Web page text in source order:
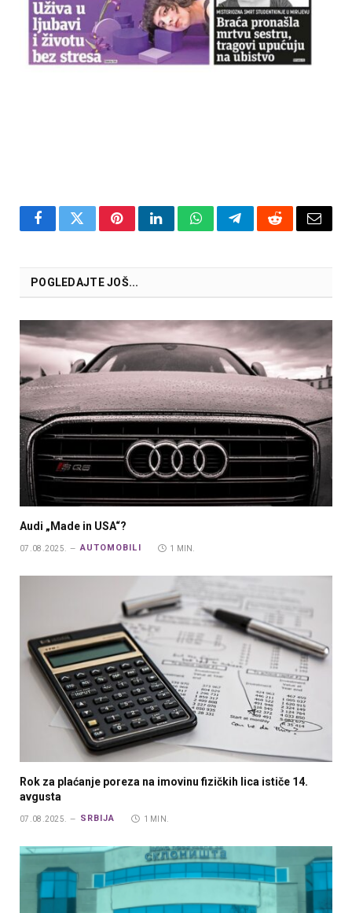
FacebookTwitterPinterestLinkedInWhatsAppTelegramRedditEmail
POGLEDAJTE JOŠ...
Audi „Made in USA“?
07.08.2025. AUTOMOBILI 1 MIN.
Rok za plaćanje poreza na imovinu fizičkih lica ističe 14.
avgusta
07.08.2025. SRBIJA 1 MIN.